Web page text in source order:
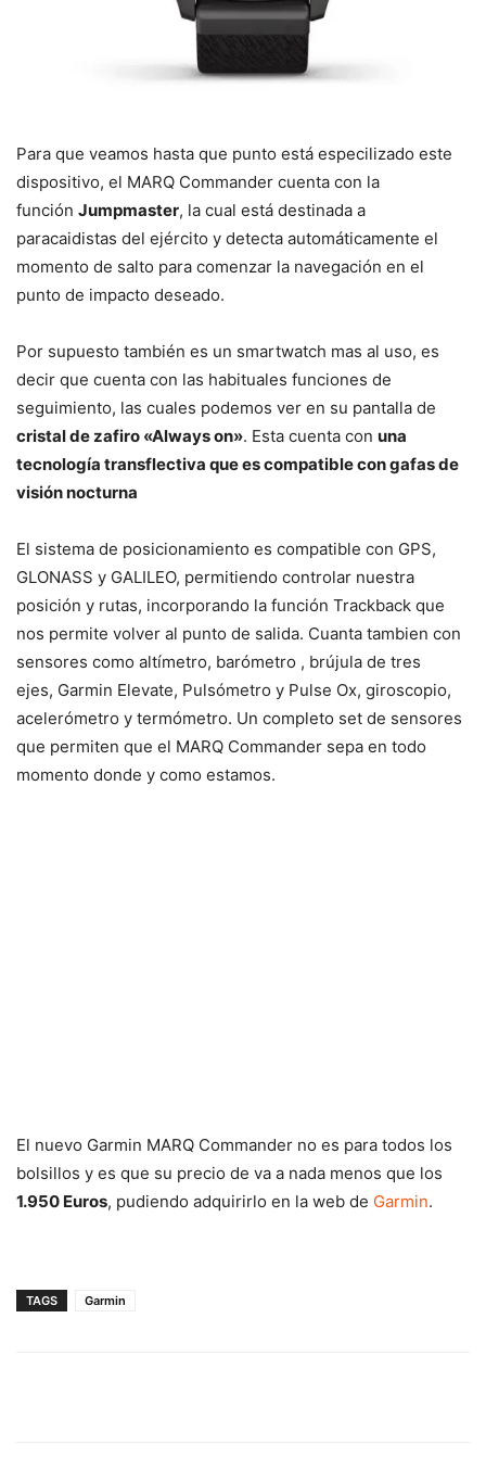
Para que veamos hasta que punto está especilizado este
dispositivo, el MARQ Commander cuenta con la
función Jumpmaster, la cual está destinada a
paracaidistas del ejército y detecta automáticamente el
momento de salto para comenzar la navegación en el
punto de impacto deseado.
Por supuesto también es un smartwatch mas al uso, es
decir que cuenta con las habituales funciones de
seguimiento, las cuales podemos ver en su pantalla de
cristal de zafiro «Always on». Esta cuenta con una
tecnología transflectiva que es compatible con gafas de
visión nocturna
El sistema de posicionamiento es compatible con GPS,
GLONASS y GALILEO, permitiendo controlar nuestra
posición y rutas, incorporando la función Trackback que
nos permite volver al punto de salida. Cuanta tambien con
sensores como altímetro, barómetro , brújula de tres
ejes, Garmin Elevate, Pulsómetro y Pulse Ox, giroscopio,
acelerómetro y termómetro. Un completo set de sensores
que permiten que el MARQ Commander sepa en todo
momento donde y como estamos.
El nuevo Garmin MARQ Commander no es para todos los
bolsillos y es que su precio de va a nada menos que los
1.950 Euros, pudiendo adquirirlo en la web de Garmin.
TAGS Garmin